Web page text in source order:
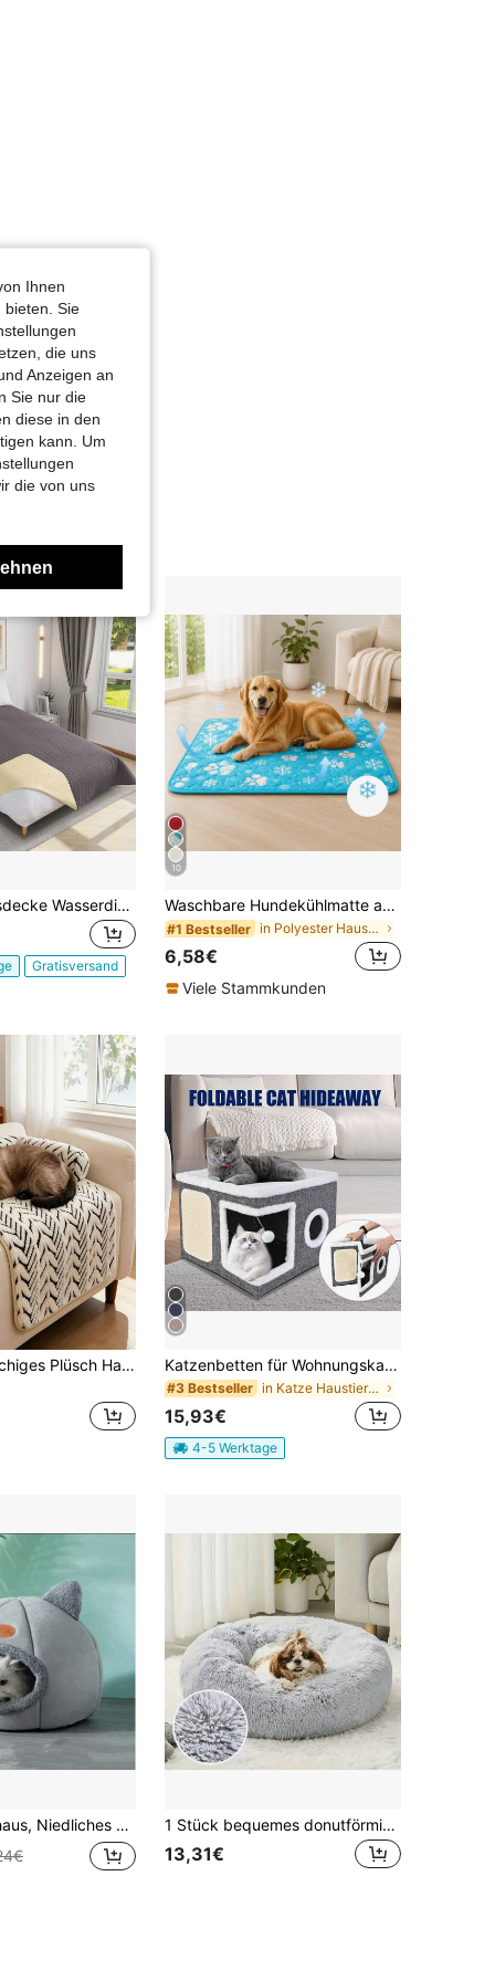
1 Stück Tagesdecke Wasserdichte Hundedecke Sofaüberwurf Bettüberwurf Decken Betthusse Haustier-Bett Abdeckung,Matratzenschoner,Matratzenbezug Hund Katze Hundebettdecke Couch Sofahusse Abdeckung
Gratisversand
10
Waschbare Hundekühlmatte aus Eisseide, selbstkühlendes Kühlpad und Haustier-Decke für Hunde, für Innen-, Außen- und Autonutzung, Sommer-Must-have, reisefreundlich
#1 Bestseller in Polyester Haustierbett & Kistenmatte
6,58€
Viele Stammkunden
Weiches flauschiges Plüsch Haustier Sofa Bett mit Kissen, Möbel Schutzbezug, geeignet für kleine Katzen und Hunde im Innenbereich
Katzenbetten für Wohnungskatzen, überdachtes Katzenhöhlenbett mit Kratzbrett und Kuschelball, faltbares Katzenhaus-Würfelhaus, Katzenhaus-Versteck mit wendbarem Kissen für mehrere kleine Haustiere
#3 Bestseller in Katze Haustierbett & Kistenmatte
15,93€
4-5 Werktage
mit Weichem Kissen, Faltbares Haustierhaus für Katzen & Hunde, Haustierzubehör 1 Stück bequemes donutförmiges Haustierbett, Katzenunterlage und Katzenhaus - weich und flauschig aus Kunstfell, warm und weich, geeignet für kleine, mittlere und große Hunde und Katzen.
13,31€
Ihnen
bieten. Sie
die uns
Anzeigen an
Sie nur die
diese in den
kann. Um
die von uns